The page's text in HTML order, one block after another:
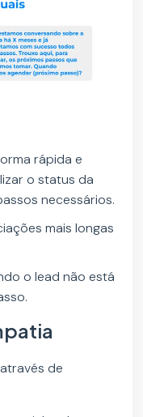
rápida e
o status da
necessários.
mais longas
o lead não está
de